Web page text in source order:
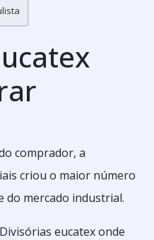
comprador, a
criou o maior número
do mercado industrial.
eucatex onde